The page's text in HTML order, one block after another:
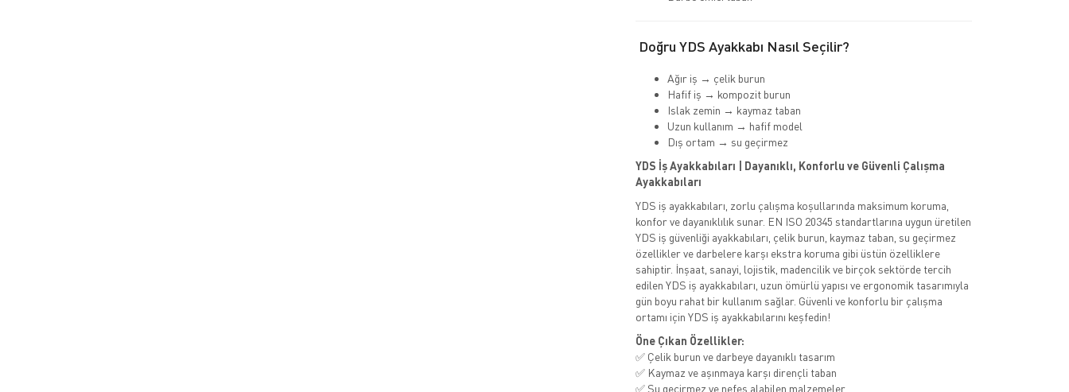
Doğru YDS Ayakkabı Nasıl Seçilir?
Ağır iş → çelik burun
Hafif iş → kompozit burun
Islak zemin → kaymaz taban
Uzun kullanım → hafif model
Dış ortam → su geçirmez
YDS İş Ayakkabıları | Dayanıklı, Konforlu ve Güvenli Çalışma
Ayakkabıları
YDS iş ayakkabıları, zorlu çalışma koşullarında maksimum koruma,
konfor ve dayanıklılık sunar. EN ISO 20345 standartlarına uygun üretilen
YDS iş güvenliği ayakkabıları, çelik burun, kaymaz taban, su geçirmez
özellikler ve darbelere karşı ekstra koruma gibi üstün özelliklere
sahiptir. İnşaat, sanayi, lojistik, madencilik ve birçok sektörde tercih
edilen YDS iş ayakkabıları, uzun ömürlü yapısı ve ergonomik tasarımıyla
gün boyu rahat bir kullanım sağlar. Güvenli ve konforlu bir çalışma
ortamı için YDS iş ayakkabılarını keşfedin!
Öne Çıkan Özellikler:
✅ Çelik burun ve darbeye dayanıklı tasarım
✅ Kaymaz ve aşınmaya karşı dirençli taban
✅ Su geçirmez ve nefes alabilen malzemeler